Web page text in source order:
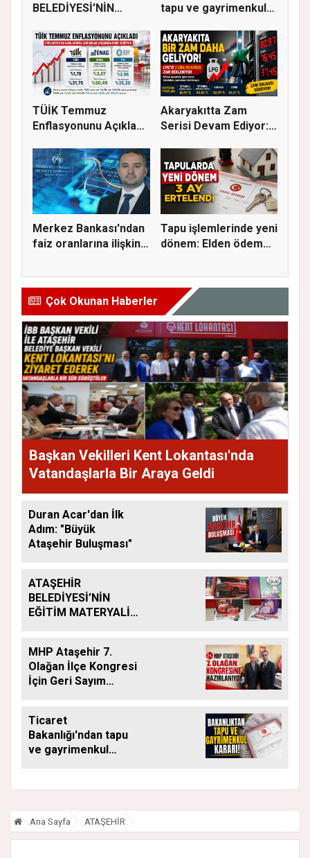
BELEDİYESİ’NİN
DEST...
tapu ve gayrimenkul
TÜİK Temmuz
Enflasyonunu Açıkladı:
Akaryakıtta Zam
Serisi Devam Ediyor:
Merkez Bankası'ndan
faiz oranlarına ilişkin
Tapu işlemlerinde yeni
dönem: Elden ödeme
Çok Okunan Haberler
Başkan Vekilleri Kent Lokantası'nda
Vatandaşlarla Bir Araya Geldi
Duran Acar'dan İlk
Adım: "Büyük
Ataşehir Buluşması"
ATAŞEHİR
BELEDİYESİ’NİN
EĞİTİM MATERYALİ
SÜRÜYOR
MHP Ataşehir 7.
Olağan İlçe Kongresi
İçin Geri Sayım
Ticaret
Bakanlığı'ndan tapu
ve gayrimenkul
yapamayacak
Ana Sayfa ATAŞEHİR